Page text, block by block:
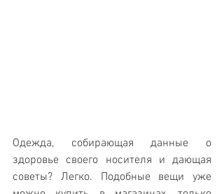
Одежда, собирающая данные о
здоровье своего носителя и дающая
советы? Легко. Подобные вещи уже